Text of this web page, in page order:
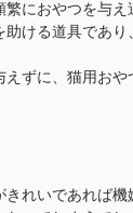
におやつを与え
ける道具であ
ずに、猫用お
れいであれば機